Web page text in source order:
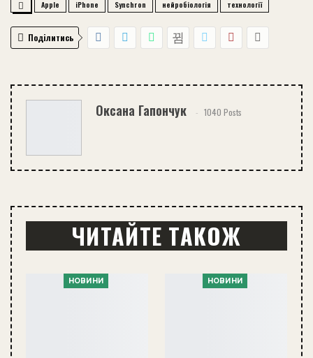
Apple iPhone Synchron нейробіологія технології
Поділитись
Оксана Гапончук 1040 Posts
ЧИТАЙТЕ ТАКОЖ
НОВИНИ НОВИНИ